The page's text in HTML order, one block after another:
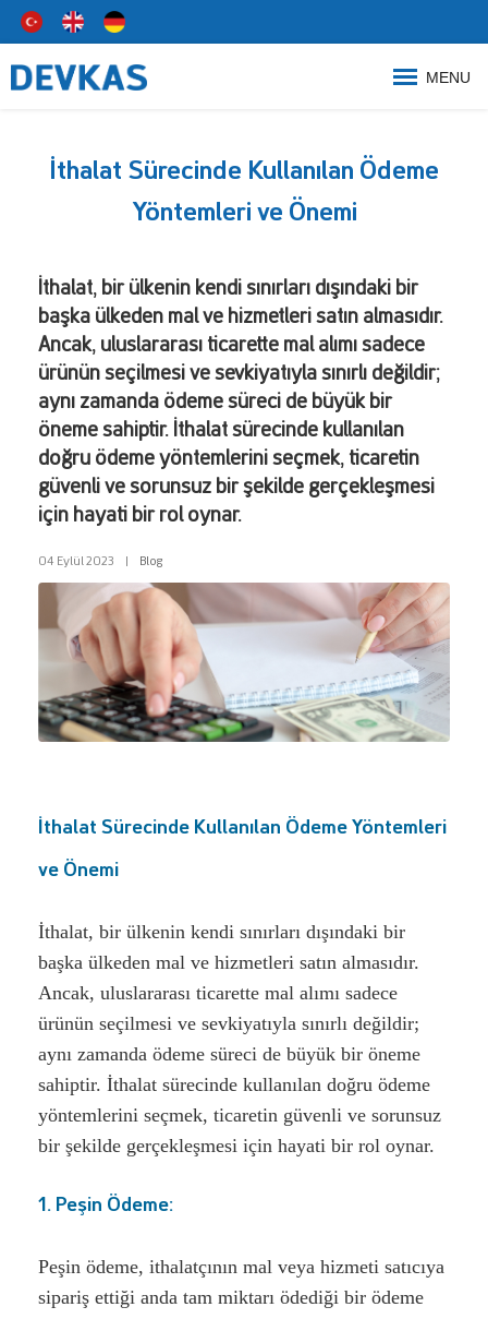
MENU
İthalat Sürecinde Kullanılan Ödeme
Yöntemleri ve Önemi
İthalat, bir ülkenin kendi sınırları dışındaki bir
başka ülkeden mal ve hizmetleri satın almasıdır.
Ancak, uluslararası ticarette mal alımı sadece
ürünün seçilmesi ve sevkiyatıyla sınırlı değildir;
aynı zamanda ödeme süreci de büyük bir
öneme sahiptir. İthalat sürecinde kullanılan
doğru ödeme yöntemlerini seçmek, ticaretin
güvenli ve sorunsuz bir şekilde gerçekleşmesi
için hayati bir rol oynar.
04 Eylül 2023 Blog
İthalat Sürecinde Kullanılan Ödeme Yöntemleri
ve Önemi
İthalat, bir ülkenin kendi sınırları dışındaki bir
başka ülkeden mal ve hizmetleri satın almasıdır.
Ancak, uluslararası ticarette mal alımı sadece
ürünün seçilmesi ve sevkiyatıyla sınırlı değildir;
aynı zamanda ödeme süreci de büyük bir öneme
sahiptir. İthalat sürecinde kullanılan doğru ödeme
yöntemlerini seçmek, ticaretin güvenli ve sorunsuz
bir şekilde gerçekleşmesi için hayati bir rol oynar.
1. Peşin Ödeme:
Peşin ödeme, ithalatçının mal veya hizmeti satıcıya
sipariş ettiği anda tam miktarı ödediği bir ödeme